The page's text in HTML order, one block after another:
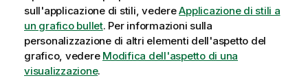
sull'applicazione di stili, vedereApplicazione di stili a
un grafico bullet. Per informazioni sulla
personalizzazione di altri elementi dell'aspetto del
grafico, vedere Modifica dell'aspetto di una
visualizzazione.